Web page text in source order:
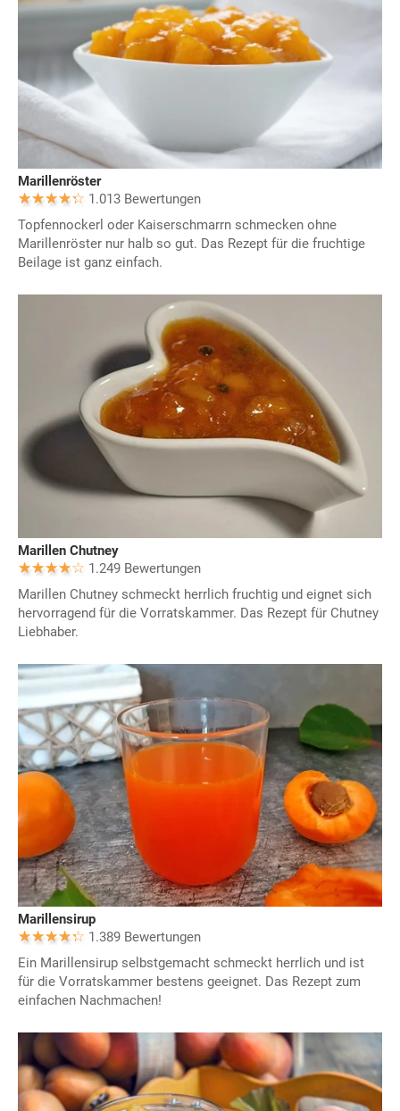
Marillenröster
1.013 Bewertungen
Topfennockerl oder Kaiserschmarrn schmecken ohne
Marillenröster nur halb so gut. Das Rezept für die fruchtige
Beilage ist ganz einfach.
Marillen Chutney
1.249 Bewertungen
Marillen Chutney schmeckt herrlich fruchtig und eignet sich
hervorragend für die Vorratskammer. Das Rezept für Chutney
Liebhaber.
Marillensirup
1.389 Bewertungen
Ein Marillensirup selbstgemacht schmeckt herrlich und ist
für die Vorratskammer bestens geeignet. Das Rezept zum
einfachen Nachmachen!